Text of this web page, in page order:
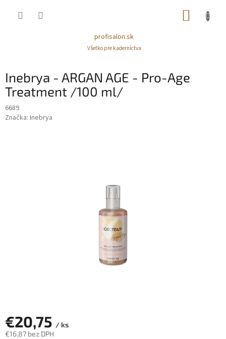
profisalon.sk
Všetko pre kaderníctva
Inebrya - ARGAN AGE - Pro-Age
Treatment /100 ml/
6689
Značka: Inebrya
€20,75 / ks
€16,87 bez DPH